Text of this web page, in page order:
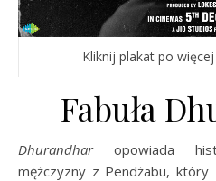
Kliknij plakat po
Fabuła
Dhurandharopowiada
mężczyzny z Pendżabu,